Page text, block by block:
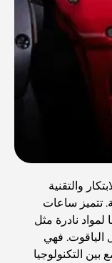
والتقنية
تتميز ساعات
نادرة مثل
الياقوت. فهي
التكنولوجيا